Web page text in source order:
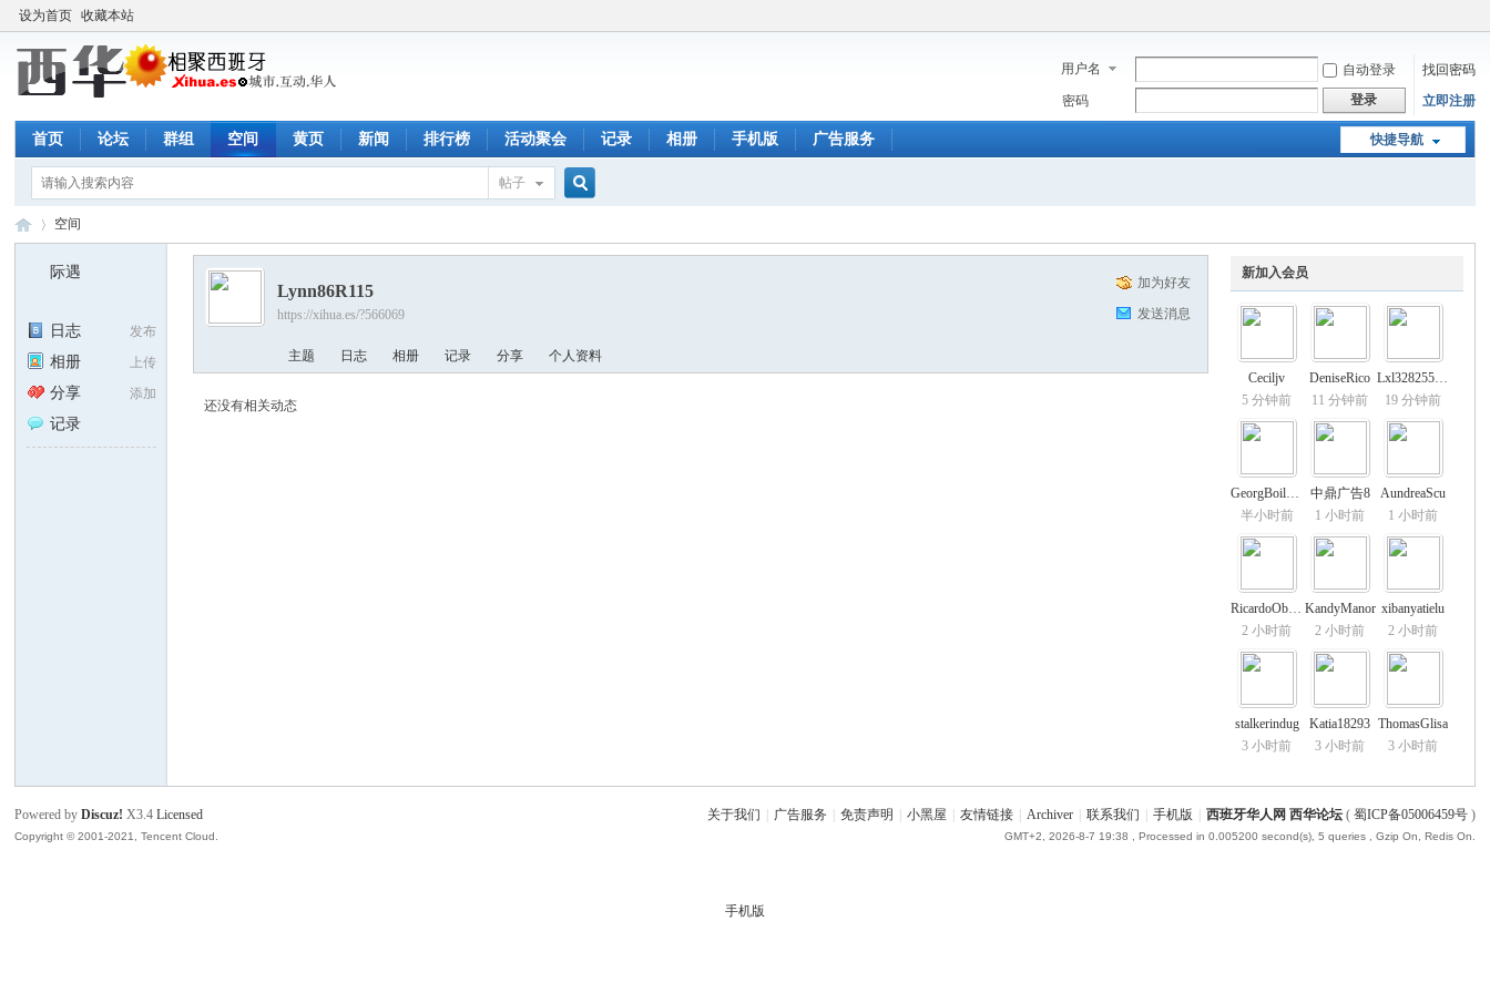
设为首页 收藏本站
用户名 自动登录
找回密码
密码
登录 立即注册
快捷导航
首页 论坛 群组 空间 黄页 新闻 排行榜 活动聚会 记录 相册 手机版 广告服务
帖子
›
空间
际遇
发布
日志
上传
相册
添加
分享
记录
新加入会员
Ceciljv
5 分钟前
DeniseRico
11 分钟前
Lxl328255739
19 分钟前
GeorgBoilype
半小时前
中鼎广告8
1 小时前
AundreaScu
1 小时前
RicardoObevy
2 小时前
KandyManor
2 小时前
xibanyatielu
2 小时前
stalkerindug
3 小时前
Katia18293
3 小时前
ThomasGlisa
3 小时前
加为好友
发送消息
Lynn86R115
https://xihua.es/?566069
主题 日志 相册 记录 分享 个人资料
还没有相关动态
关于我们 广告服务 免责声明 小黑屋 友情链接 Archiver 联系我们 手机版 西班牙华人网 西华论坛( 蜀ICP备05006459号)
GMT+2, 2026-8-7 19:38 , Processed in 0.005200 second(s), 5 queries , Gzip On, Redis On.
Powered byDiscuz! X3.4 Licensed
Copyright © 2001-2021, Tencent Cloud.
手机版